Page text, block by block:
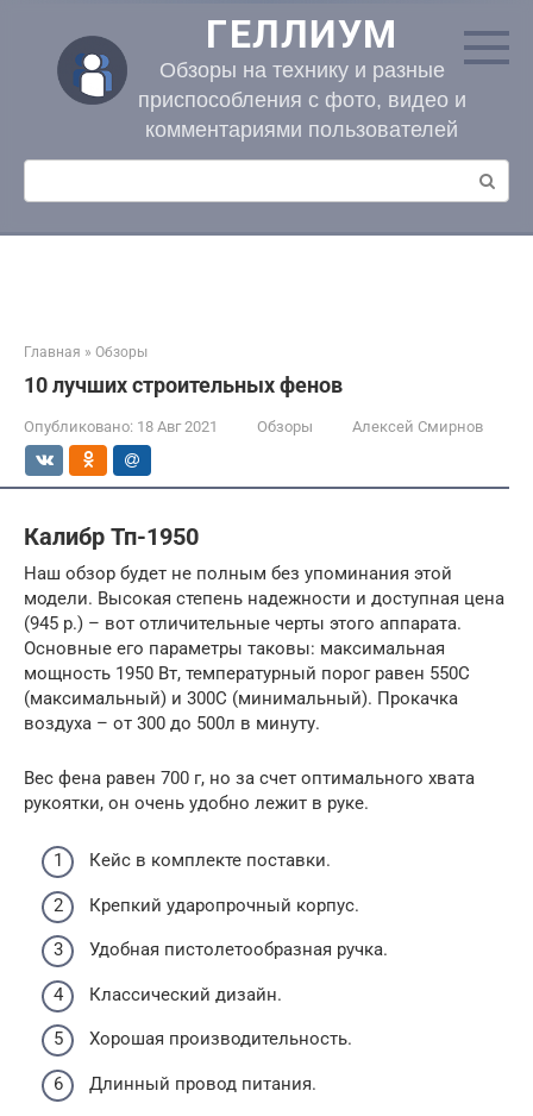
контенту
ГЕЛЛИУМ
Обзоры на технику и разные
приспособления с фото, видео и
комментариями пользователей
Поиск:
Главная » Обзоры
10 лучших строительных фенов
Опубликовано: 18 Авг 2021 Обзоры Алексей Смирнов
Калибр Тп-1950
Наш обзор будет не полным без упоминания этой
модели. Высокая степень надежности и доступная цена
(945 р.) – вот отличительные черты этого аппарата.
Основные его параметры таковы: максимальная
мощность 1950 Вт, температурный порог равен 550С
(максимальный) и 300С (минимальный). Прокачка
воздуха – от 300 до 500л в минуту.
Вес фена равен 700 г, но за счет оптимального хвата
рукоятки, он очень удобно лежит в руке.
Кейс в комплекте поставки.
Крепкий ударопрочный корпус.
Удобная пистолетообразная ручка.
Классический дизайн.
Хорошая производительность.
Длинный провод питания.